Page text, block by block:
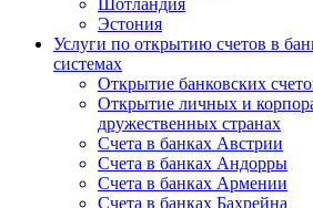
Шотландия
Эстония
Услуги по открытию счетов в
системах
Открытие банковских
Открытие личных и
дружественных странах
Счета в банках Австрии
Счета в банках Андорры
Счета в банках Армении
Счета в банках Бахрейна